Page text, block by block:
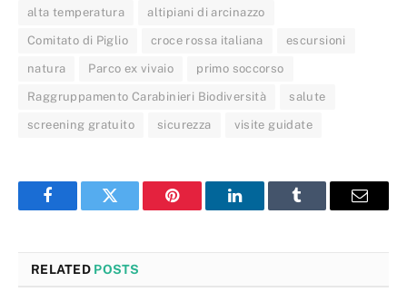
alta temperatura altipiani di arcinazzo
Comitato di Piglio croce rossa italiana escursioni
natura Parco ex vivaio primo soccorso
Raggruppamento Carabinieri Biodiversità salute
screening gratuito sicurezza visite guidate
FacebookTwitter Pinterest LinkedInTumblr Email
RELATED POSTS